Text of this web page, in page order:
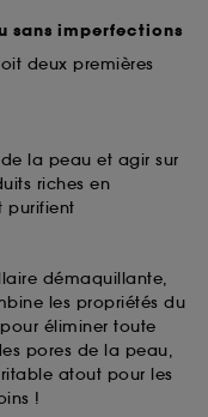
sans imperfections
deux premières
la peau et agir sur
riches en
purifient
démaquillante,
les propriétés du
éliminer toute
pores de la peau,
atout pour les
!